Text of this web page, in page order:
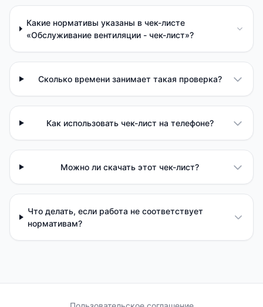
Какие нормативы указаны в чек-листе
«Обслуживание вентиляции - чек-лист»?
Сколько времени занимает такая проверка?
Как использовать чек-лист на телефоне?
Можно ли скачать этот чек-лист?
Что делать, если работа не соответствует
нормативам?